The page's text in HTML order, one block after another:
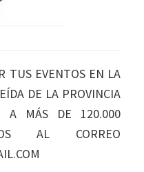
TUS EVENTOS EN LA
DE LA PROVINCIA
A MÁS DE 120.000
AL CORREO